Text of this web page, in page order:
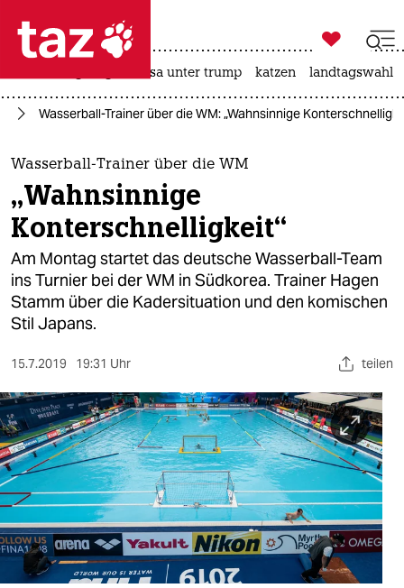
 taz zahl ich
taz zahl ich
themen
politik
öko
gesellschaft
kultur
sport
berlin
nord
wahrheit
verlag
verlag

taz zahl ich
usa unter trump katzen landtagswahl
Wasserball-Trainer über die WM: „Wahnsinnige
Wasserball-Trainer über die WM
„Wahnsinnige
Konterschnelligkeit“
Am Montag startet das deutsche Wasserball-Team
ins Turnier bei der WM in Südkorea. Trainer Hagen
Stamm über die Kadersituation und den komischen
Stil Japans.
15.7.2019 19:31 Uhr teilen